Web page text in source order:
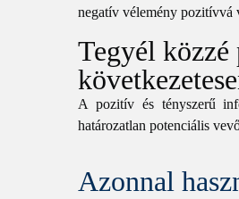
negatív vélemény pozitívvá
Tegyél
A pozitív és tényszerű
határozatlan potenciális
Azonnal